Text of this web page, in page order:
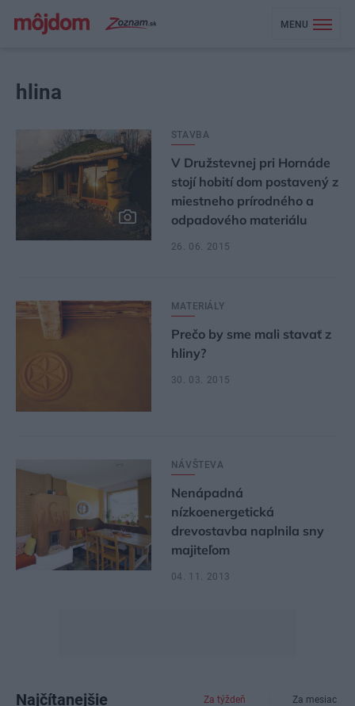
MENU
hlina
STAVBA
V Družstevnej pri Hornáde
stojí hobití dom postavený z
miestneho prírodného a
odpadového materiálu
26. 06. 2015
MATERIÁLY
Prečo by sme mali stavať z
hliny?
30. 03. 2015
NÁVŠTEVA
Nenápadná
nízkoenergetická
drevostavba naplnila sny
majiteľom
04. 11. 2013
Najčítanejšie Za týždeň Za mesiac